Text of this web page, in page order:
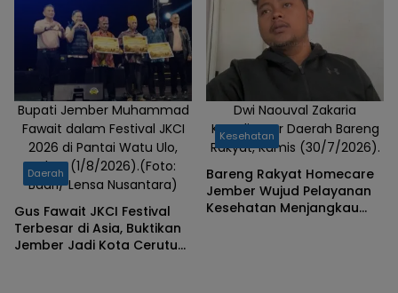
Bupati Jember Muhammad
Fawait dalam Festival JKCI
2026 di Pantai Watu Ulo,
Sabtu (1/8/2026).(Foto:
Badri/ Lensa Nusantara)
Daerah
Gus Fawait JKCI Festival
Terbesar di Asia, Buktikan
Jember Jadi Kota Cerutu
Dwi Naouval Zakaria
Koordinator Daerah Bareng
Rakyat, Kamis (30/7/2026).
Kesehatan
Bareng Rakyat Homecare
Jember Wujud Pelayanan
Kesehatan Menjangkau